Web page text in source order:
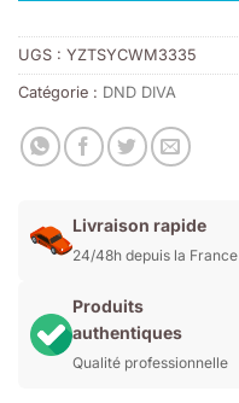
UGS : YZTSYCWM3335
Catégorie : DND DIVA
Livraison rapide
24/48h depuis la France
Produits
authentiques
Qualité professionnelle